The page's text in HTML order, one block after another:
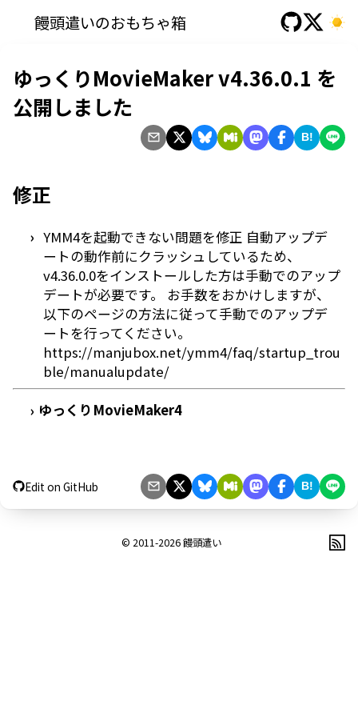
饅頭遣いのおもちゃ箱
ゆっくりMovieMaker v4.36.0.1 を
公開しました
B!
修正
YMM4を起動できない問題を修正 自動アップデ
ートの動作前にクラッシュしているため、
v4.36.0.0をインストールした方は手動でのアップ
デートが必要です。 お手数をおかけしますが、
以下のページの方法に従って手動でのアップデ
ートを行ってください。
https://manjubox.net/ymm4/faq/startup_trou
ble/manualupdate/
› ゆっくりMovieMaker4
Edit on GitHub B!
© 2011-2026饅頭遣い